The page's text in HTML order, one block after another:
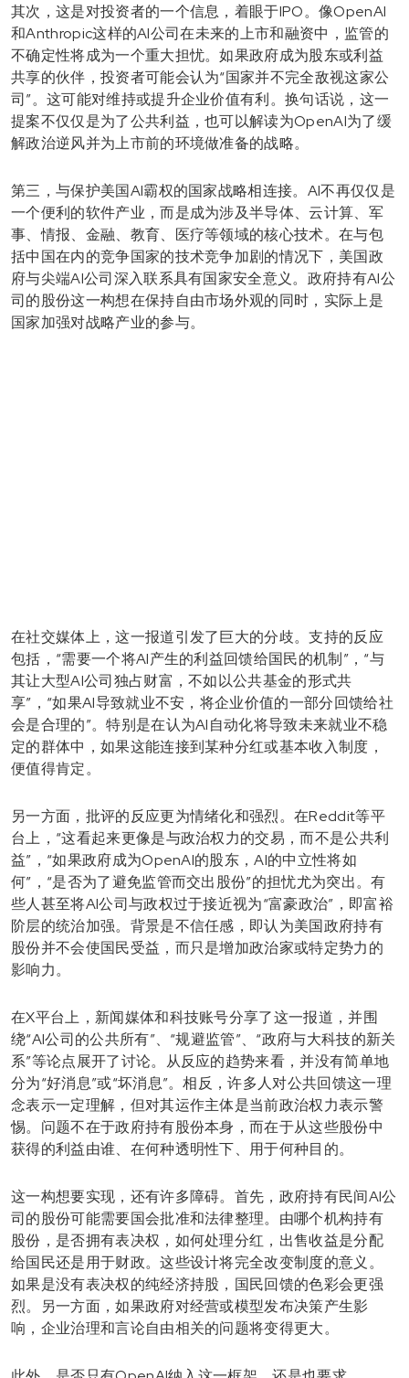
其次，这是对投资者的一个信息，着眼于IPO。像OpenAI
和Anthropic这样的AI公司在未来的上市和融资中，监管的
不确定性将成为一个重大担忧。如果政府成为股东或利益
共享的伙伴，投资者可能会认为“国家并不完全敌视这家公
司”。这可能对维持或提升企业价值有利。换句话说，这一
提案不仅仅是为了公共利益，也可以解读为OpenAI为了缓
解政治逆风并为上市前的环境做准备的战略。
第三，与保护美国AI霸权的国家战略相连接。AI不再仅仅是
一个便利的软件产业，而是成为涉及半导体、云计算、军
事、情报、金融、教育、医疗等领域的核心技术。在与包
括中国在内的竞争国家的技术竞争加剧的情况下，美国政
府与尖端AI公司深入联系具有国家安全意义。政府持有AI公
司的股份这一构想在保持自由市场外观的同时，实际上是
国家加强对战略产业的参与。
在社交媒体上，这一报道引发了巨大的分歧。支持的反应
包括，“需要一个将AI产生的利益回馈给国民的机制”，“与
其让大型AI公司独占财富，不如以公共基金的形式共
享”，“如果AI导致就业不安，将企业价值的一部分回馈给社
会是合理的”。特别是在认为AI自动化将导致未来就业不稳
定的群体中，如果这能连接到某种分红或基本收入制度，
便值得肯定。
另一方面，批评的反应更为情绪化和强烈。在Reddit等平
台上，“这看起来更像是与政治权力的交易，而不是公共利
益”，“如果政府成为OpenAI的股东，AI的中立性将如
何”，“是否为了避免监管而交出股份”的担忧尤为突出。有
些人甚至将AI公司与政权过于接近视为“富豪政治”，即富裕
阶层的统治加强。背景是不信任感，即认为美国政府持有
股份并不会使国民受益，而只是增加政治家或特定势力的
影响力。
在X平台上，新闻媒体和科技账号分享了这一报道，并围
绕“AI公司的公共所有”、“规避监管”、“政府与大科技的新关
系”等论点展开了讨论。从反应的趋势来看，并没有简单地
分为“好消息”或“坏消息”。相反，许多人对公共回馈这一理
念表示一定理解，但对其运作主体是当前政治权力表示警
惕。问题不在于政府持有股份本身，而在于从这些股份中
获得的利益由谁、在何种透明性下、用于何种目的。
这一构想要实现，还有许多障碍。首先，政府持有民间AI公
司的股份可能需要国会批准和法律整理。由哪个机构持有
股份，是否拥有表决权，如何处理分红，出售收益是分配
给国民还是用于财政。这些设计将完全改变制度的意义。
如果是没有表决权的纯经济持股，国民回馈的色彩会更强
烈。另一方面，如果政府对经营或模型发布决策产生影
响，企业治理和言论自由相关的问题将变得更大。